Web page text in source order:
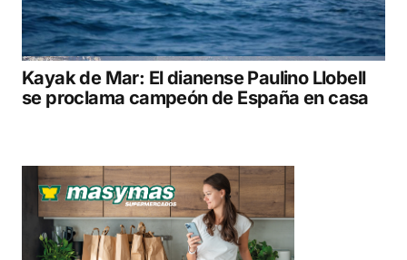
Kayak de Mar: El dianense Paulino Llobell
se proclama campeón de España en casa